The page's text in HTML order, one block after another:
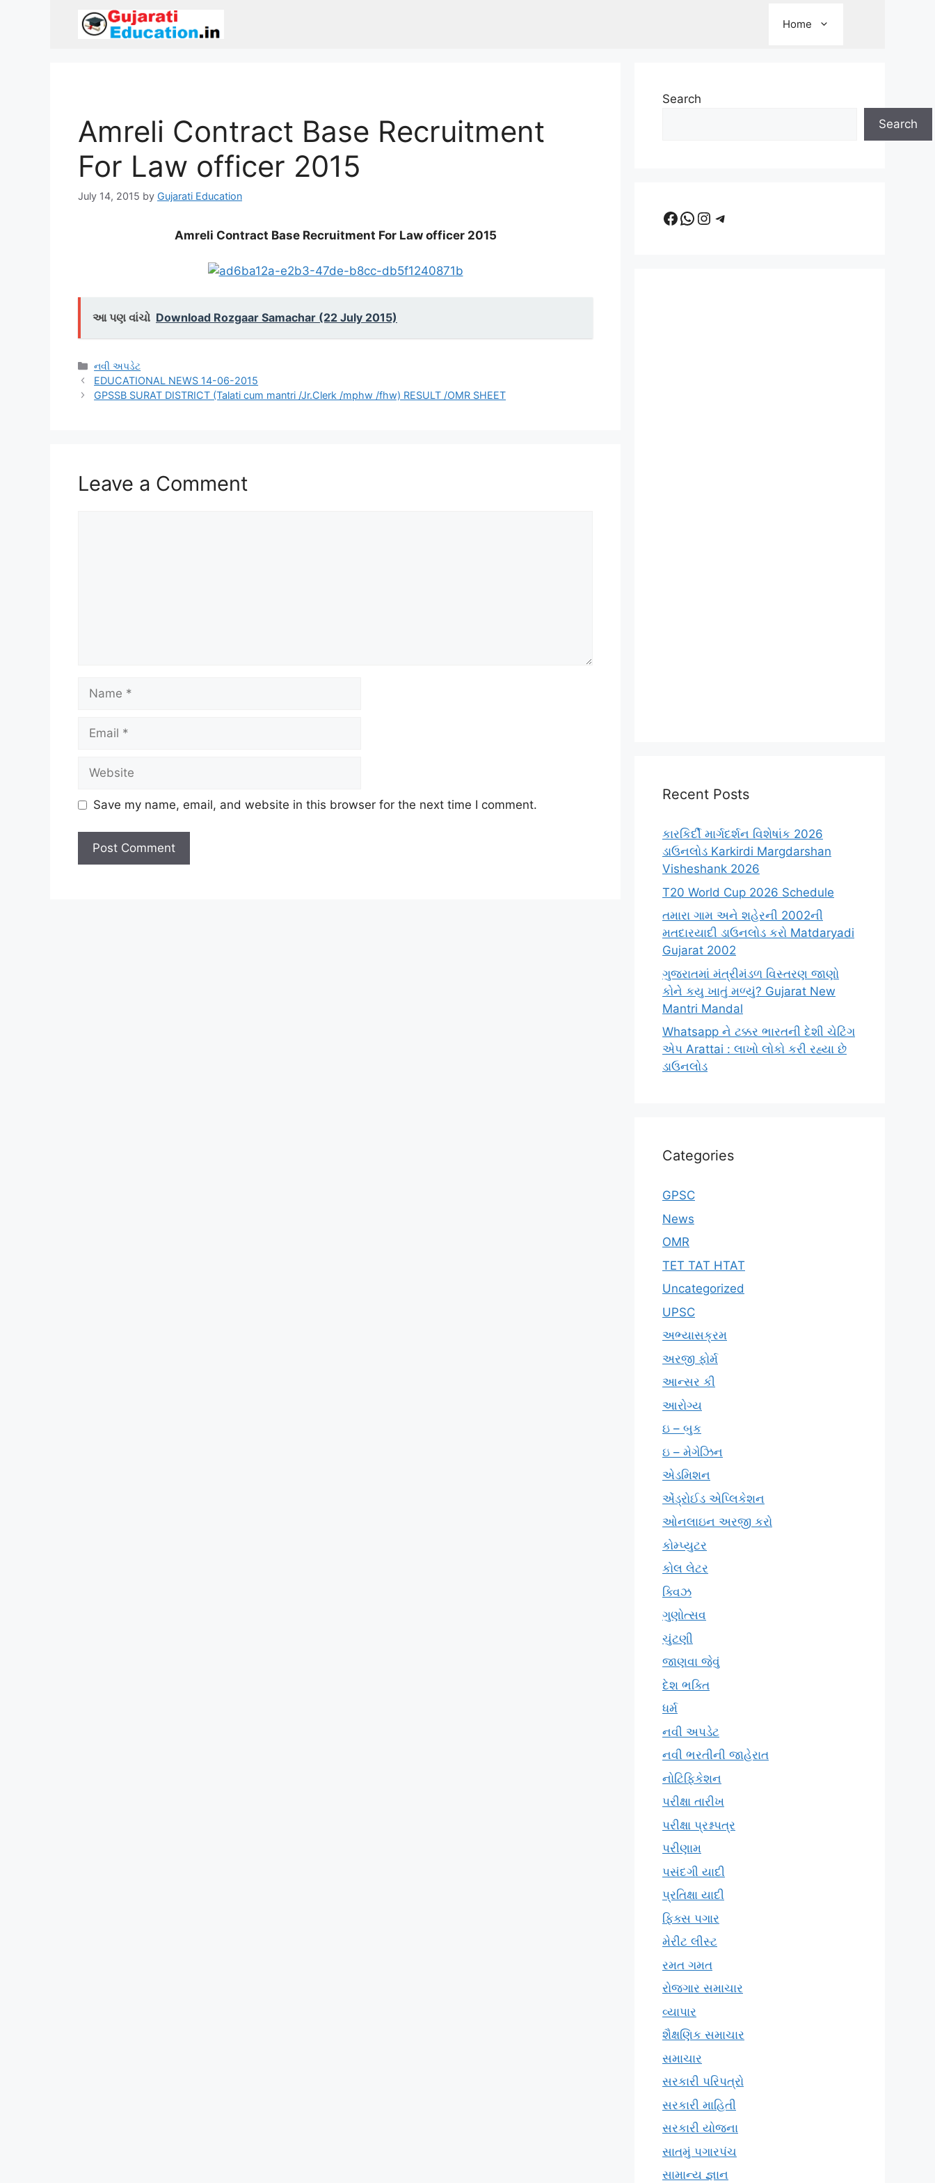
Home
Amreli Contract Base Recruitment
For Law officer 2015
July 14, 2015 by Gujarati Education
Amreli Contract Base Recruitment For Law officer 2015
આ પણ વાંચો Download Rozgaar Samachar (22 July 2015)
Categories
નવી અપડેટ
EDUCATIONAL NEWS 14-06-2015
GPSSB SURAT DISTRICT (Talati cum mantri /Jr.Clerk /mphw /fhw) RESULT /OMR SHEET
Leave a Comment
Name
Email
Website
Save my name, email, and website in this browser for the next time I comment.
Search
Search
Facebook
WhatsApp
Instagram
Telegram
Recent Posts
કારકિર્દી માર્ગદર્શન વિશેષાંક 2026
ડાઉનલોડ Karkirdi Margdarshan
Visheshank 2026
T20 World Cup 2026 Schedule
તમારા ગામ અને શહેરની 2002ની
મતદારયાદી ડાઉનલોડ કરો Matdaryadi
Gujarat 2002
ગુજરાતમાં મંત્રીમંડળ વિસ્તરણ જાણો
કોને કયુ ખાતું મળ્યું? Gujarat New
Mantri Mandal
Whatsapp ને ટક્કર ભારતની દેશી ચેટિંગ
એપ Arattai : લાખો લોકો કરી રહ્યા છે
ડાઉનલોડ
Categories
GPSC
News
OMR
TET TAT HTAT
Uncategorized
UPSC
અભ્યાસક્રમ
અરજી ફોર્મ
આન્સર કી
આરોગ્ય
ઇ – બુક
ઇ – મેગેઝિન
એડમિશન
એંડ્રોઈડ એપ્લિકેશન
ઓનલાઇન અરજી કરો
કોમ્પ્યુટર
કોલ લેટર
ક્વિઝ
ગુણોત્સવ
ચુંટણી
જાણવા જેવું
દેશ ભક્તિ
ધર્મ
નવી અપડેટ
નવી ભરતીની જાહેરાત
નોટિફિકેશન
પરીક્ષા તારીખ
પરીક્ષા પ્રશ્નપત્ર
પરીણામ
પસંદગી યાદી
પ્રતિક્ષા યાદી
ફિક્સ પગાર
મેરીટ લીસ્ટ
રમત ગમત
રોજગાર સમાચાર
વ્યાપાર
શૈક્ષણિક સમાચાર
સમાચાર
સરકારી પરિપત્રો
સરકારી માહિતી
સરકારી યોજના
સાતમું પગારપંચ
સામાન્ય જ્ઞાન